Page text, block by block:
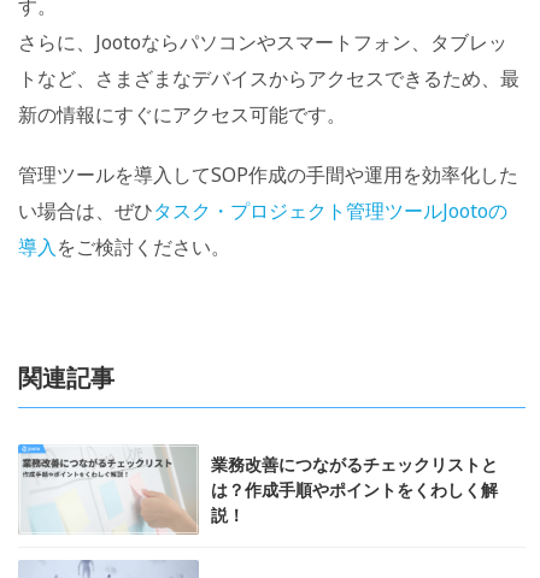
す。
さらに、Jootoならパソコンやスマートフォン、タブレッ
トなど、さまざまなデバイスからアクセスできるため、最
新の情報にすぐにアクセス可能です。
管理ツールを導入してSOP作成の手間や運用を効率化した
い場合は、ぜひタスク・プロジェクト管理ツールJootoの
導入をご検討ください。
関連記事
業務改善につながるチェックリストと
は？作成手順やポイントをくわしく解
説！